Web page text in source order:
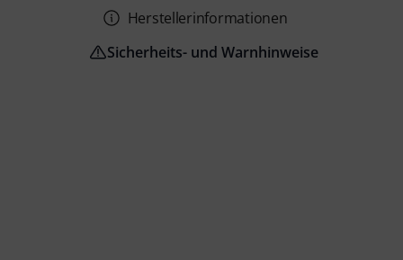
Herstellerinformationen
Sicherheits- und Warnhinweise